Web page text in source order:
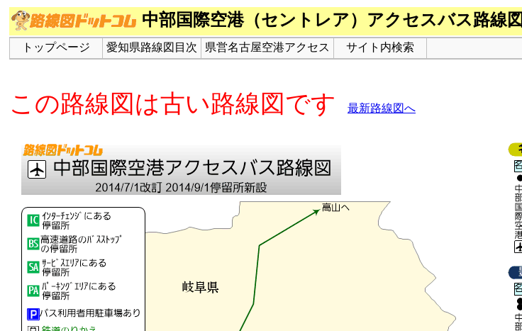
中部国際空港（セントレア）アクセスバス路線図
トップページ 愛知県路線図目次 県営名古屋空港アクセス サイト内検索
この路線図は古い路線図です 最新路線図へ